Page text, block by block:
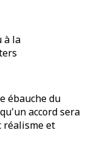
à la
ébauche du
accord sera
réalisme et